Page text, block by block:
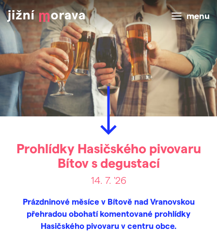
menu
Prohlídky Hasičského pivovaru
Bítov s degustací
14. 7. '26
Prázdninové měsíce v Bítově nad Vranovskou
přehradou obohatí komentované prohlídky
Hasičského pivovaru v centru obce.